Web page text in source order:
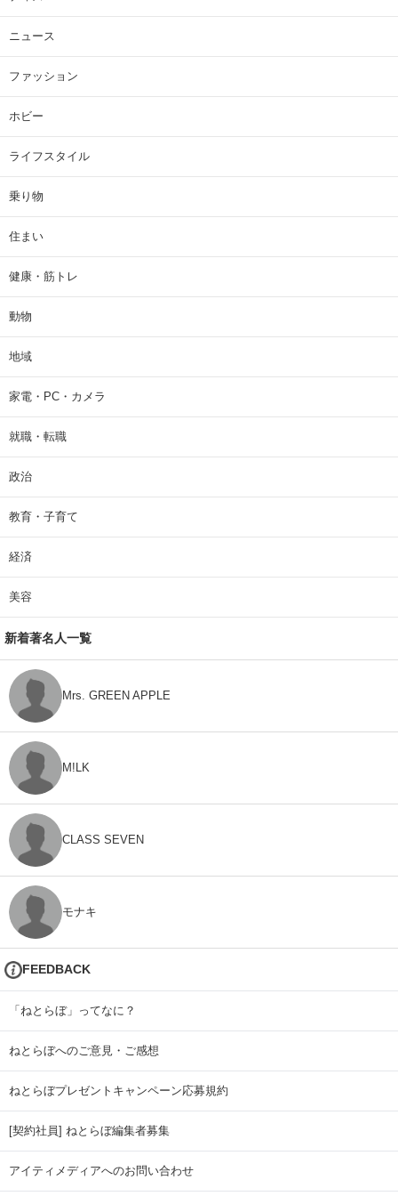
ニュース
ファッション
ホビー
ライフスタイル
乗り物
住まい
健康・筋トレ
動物
地域
家電・PC・カメラ
就職・転職
政治
教育・子育て
経済
美容
新着著名人一覧
Mrs. GREEN APPLE
M!LK
CLASS SEVEN
モナキ
FEEDBACK
「ねとらぼ」ってなに？
ねとらぼへのご意見・ご感想
ねとらぼプレゼントキャンペーン応募規約
[契約社員] ねとらぼ編集者募集
アイティメディアへのお問い合わせ